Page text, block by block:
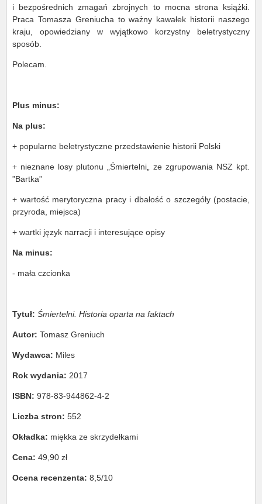
i bezpośrednich zmagań zbrojnych to mocna strona książki.
Praca Tomasza Greniucha to ważny kawałek historii naszego
kraju, opowiedziany w wyjątkowo korzystny beletrystyczny
sposób.
Polecam.
Plus minus:
Na plus:
+ popularne beletrystyczne przedstawienie historii Polski
+ nieznane losy plutonu „Śmiertelni„ ze zgrupowania NSZ kpt.
”Bartka”
+ wartość merytoryczna pracy i dbałość o szczegóły (postacie,
przyroda, miejsca)
+ wartki język narracji i interesujące opisy
Na minus:
- mała czcionka
Tytuł: Śmiertelni. Historia oparta na faktach
Autor: Tomasz Greniuch
Wydawca: Miles
Rok wydania: 2017
ISBN: 978-83-944862-4-2
Liczba stron: 552
Okładka: miękka ze skrzydełkami
Cena: 49,90 zł
Ocena recenzenta: 8,5/10